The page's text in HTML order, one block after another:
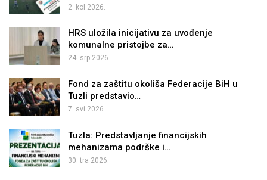
2. kol 2026.
HRS uložila inicijativu za uvođenje
komunalne pristojbe za…
24. srp 2026.
Fond za zaštitu okoliša Federacije BiH u
Tuzli predstavio…
7. svi 2026.
Tuzla: Predstavljanje financijskih
mehanizama podrške i…
30. tra 2026.